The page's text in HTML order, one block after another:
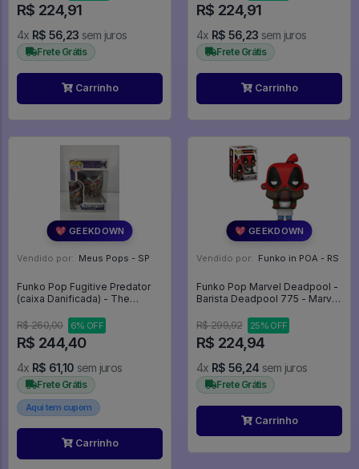
R$ 224,91
4x R$ 56,23 sem juros
Frete Grátis
Carrinho
R$ 224,91
4x R$ 56,23 sem juros
Frete Grátis
Carrinho
💖 GEEKDOWN
Vendido por: Meus Pops - SP
Funko Pop Fugitive Predator
(caixa Danificada) - The
R$ 260,00
6% OFF
R$ 244,40
4x R$ 61,10 sem juros
Frete Grátis
Aqui tem cupom
Carrinho
💖 GEEKDOWN
Vendido por: Funko in POA - RS
Funko Pop Marvel Deadpool -
Barista Deadpool 775 - Marvel
R$ 299,92
25% OFF
R$ 224,94
4x R$ 56,24 sem juros
Frete Grátis
Carrinho